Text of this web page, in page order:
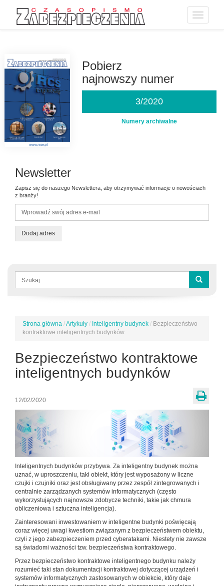
Toggle
Pobierz
najnowszy numer
3/2020
Numery archiwalne
Newsletter
Zapisz się do naszego Newslettera, aby otrzymywać informacje o nowościach
z branży!
Dodaj adres
Formularz
wyszukiwania
Jesteś
tutaj
Strona główna /Artykuły / Inteligentny budynek / Bezpieczeństwo
kontraktowe inteligentnych budynków
Bezpieczeństwo kontraktowe
inteligentnych budynków
12/02/2020
Inteligentnych budynków przybywa. Za inteligentny budynek można
uznać, w uproszczeniu, taki obiekt, który jest wyposażony w liczne
czujki i czujniki oraz jest obsługiwany przez zespół zintegrowanych i
centralnie zarządzanych systemów informatycznych (często
wykorzystujących najnowsze zdobycze techniki, takie jak chmura
obliczeniowa i sztuczna inteligencja).
Zainteresowani inwestowaniem w inteligentne budynki poświęcają
coraz więcej uwagi kwestiom związanym z bezpieczeństwem obiektu,
czyli z jego zabezpieczeniem przed cyberatakami. Niestety nie zawsze
są świadomi ważności tzw. bezpieczeństwa kontraktowego.
Przez bezpieczeństwo kontraktowe inteligentnego budynku należy
rozumieć taki stan dokumentacji kontraktowej dotyczącej urządzeń i
systemów informatycznych zastosowanych w obiekcie, który daje